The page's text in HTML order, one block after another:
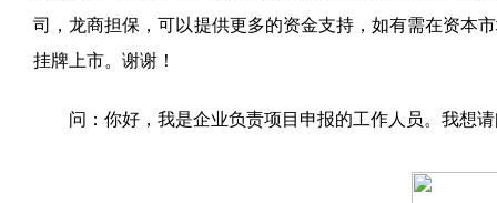
司，龙商担保，可以提供更多的资金支持，如有需在资本
挂牌上市。谢谢！
问：你好，我是企业负责项目申报的工作人员。我想